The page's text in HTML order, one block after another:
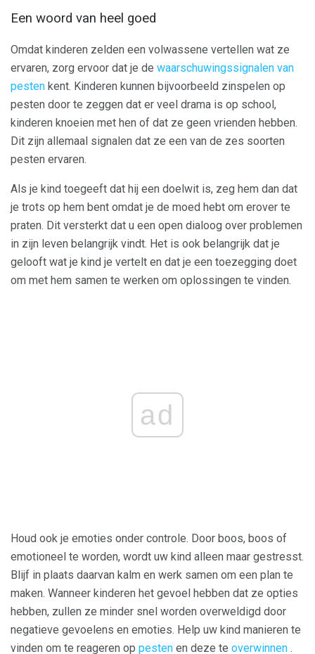
Een woord van heel goed
Omdat kinderen zelden een volwassene vertellen wat ze
ervaren, zorg ervoor dat je de waarschuwingssignalen van
pesten kent. Kinderen kunnen bijvoorbeeld zinspelen op
pesten door te zeggen dat er veel drama is op school,
kinderen knoeien met hen of dat ze geen vrienden hebben.
Dit zijn allemaal signalen dat ze een van de zes soorten
pesten ervaren.
Als je kind toegeeft dat hij een doelwit is, zeg hem dan dat
je trots op hem bent omdat je de moed hebt om erover te
praten. Dit versterkt dat u een open dialoog over problemen
in zijn leven belangrijk vindt. Het is ook belangrijk dat je
gelooft wat je kind je vertelt en dat je een toezegging doet
om met hem samen te werken om oplossingen te vinden.
ad
Houd ook je emoties onder controle. Door boos, boos of
emotioneel te worden, wordt uw kind alleen maar gestresst.
Blijf in plaats daarvan kalm en werk samen om een ​​plan te
maken. Wanneer kinderen het gevoel hebben dat ze opties
hebben, zullen ze minder snel worden overweldigd door
negatieve gevoelens en emoties. Help uw kind manieren te
vinden om te reageren op pesten en deze te overwinnen .